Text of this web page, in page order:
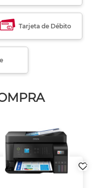
Tarjeta de Débito